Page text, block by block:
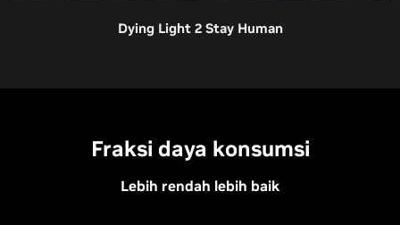
Dying Light 2 Stay Human
Fraksi daya konsumsi
Lebih rendah lebih baik